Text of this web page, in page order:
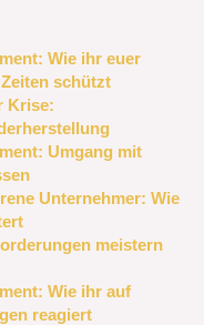
Wie ihr euer
schützt
Krise:
Umgang mit
Unternehmer: Wie
meistern
Wie ihr auf
reagiert